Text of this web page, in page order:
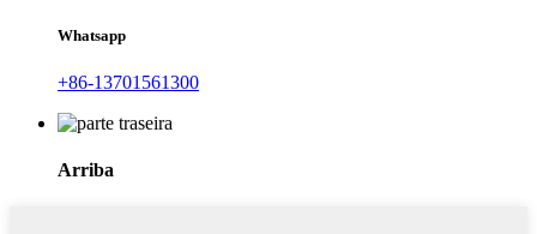
Whatsapp
+86-13701561300
Arriba